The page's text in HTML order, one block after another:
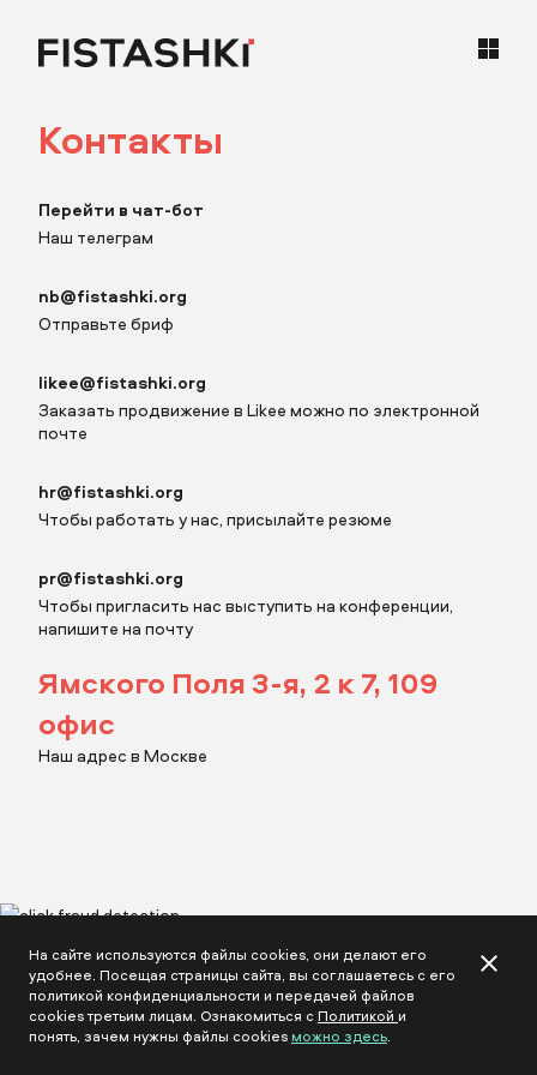
кейсы
статьи
карьера
почитать наш tg
Контакты
Перейти в чат-бот
Наш телеграм
nb@fistashki.org
Отправьте бриф
likee@fistashki.org
Заказать продвижение в Likee можно по электронной
почте
hr@fistashki.org
Чтобы работать у нас, присылайте резюме
pr@fistashki.org
Чтобы пригласить нас выступить на конференции,
напишите на почту
Ямского Поля 3-я, 2 к 7​, 109
офис
Наш адрес в Москве
На сайте используются файлы cookies, они делают его
удобнее. Посещая страницы сайта, вы соглашаетесь с его
политикой конфиденциальности и передачей файлов
cookies третьим лицам. Ознакомиться сПолитикой и
понять, зачем нужны файлы cookies можно здесь.
Описание
Прикрепить бриф
Заполните поля